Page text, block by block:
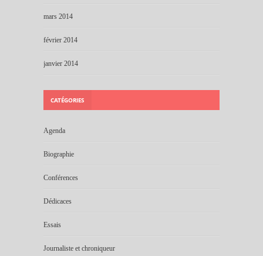
mars 2014
février 2014
janvier 2014
CATÉGORIES
Agenda
Biographie
Conférences
Dédicaces
Essais
Journaliste et chroniqueur